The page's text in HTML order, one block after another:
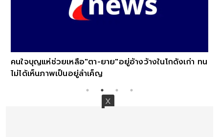
คนใจบุญแห่ช่วยเหลือ"ตา-ยาย"อยู่อ้างว้างในโกดังเก่า ทน
ไม่ได้เห็นภาพเป็นอยู่ลำเค็ญ